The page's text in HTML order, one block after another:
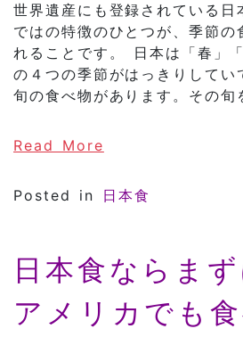
世界遺産にも登録されている日
ではの特徴のひとつが、季節の
れることです。 日本は「春」
の４つの季節がはっきりしてい
旬の食べ物があります。その
Read More
Posted in 日本食
日本食ならまず
アメリカでも